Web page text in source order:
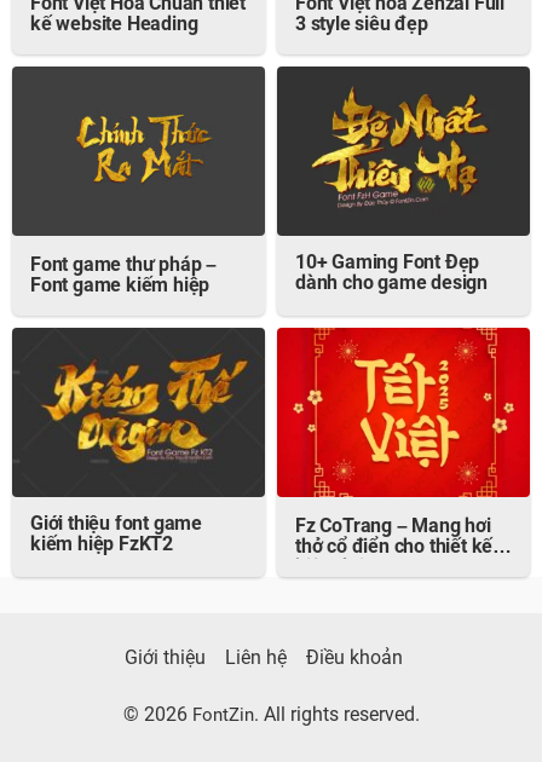
Font Việt Hóa Chuẩn thiết
kế website Heading
Font Việt hóa Zenzai Full
3 style siêu đẹp
Font game thư pháp –
Font game kiếm hiệp
10+ Gaming Font Đẹp
dành cho game design
Giới thiệu font game
kiếm hiệp FzKT2
Fz CoTrang – Mang hơi
thở cổ điển cho thiết kế
© 2026 FontZin. All rights reserved.
Giới thiệu Liên hệ Điều khoản